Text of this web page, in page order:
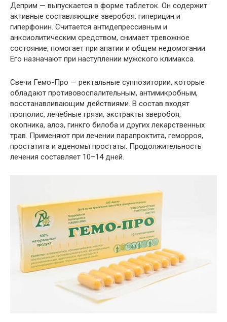
Деприм — выпускается в форме таблеток. Он содержит
активные составляющие зверобоя: гиперицин и
гиперфонин. Считается антидепрессивным и
анксиолитическим средством, снимает тревожное
состояние, помогает при апатии и общем недомогании.
Его назначают при наступлении мужского климакса.
Свечи Гемо-Про — ректальные суппозитории, которые
обладают противовоспалительным, антимикробным,
восстанавливающим действиями. В состав входят
прополис, лечебные грязи, экстракты зверобоя,
окопника, алоэ, гинкго билоба и других лекарственных
трав. Применяют при лечении парапроктита, геморроя,
простатита и аденомы простаты. Продолжительность
лечения составляет 10–14 дней.